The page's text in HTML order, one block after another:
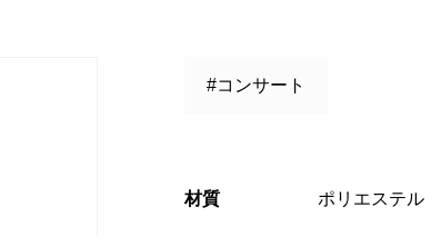
コンプライアンス
#コンサート
材質 ポリエステル